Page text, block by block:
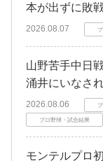
本が出ずに敗
2026.08.07
山野苦手中日
涌井にいなさ
2026.08.06
プロ野球・試合結果
モンテルプロ